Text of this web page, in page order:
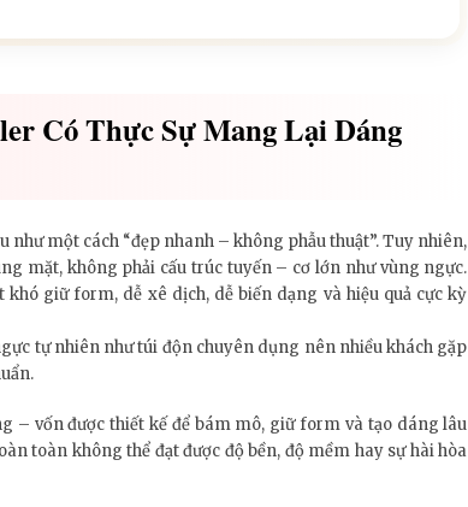
Có Thực Sự Mang Lại Dáng
một cách “đẹp nhanh – không phẫu thuật”. Tuy nhiên,
mặt, không phải cấu trúc tuyến – cơ lớn như vùng ngực.
giữ form, dễ xê dịch, dễ biến dạng và hiệu quả cực kỳ
tự nhiên như túi độn chuyên dụng nên nhiều khách gặp
– vốn được thiết kế để bám mô, giữ form và tạo dáng lâu
toàn không thể đạt được độ bền, độ mềm hay sự hài hòa